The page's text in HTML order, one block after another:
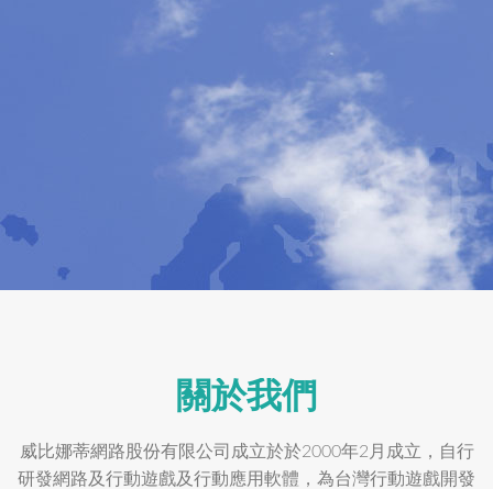
關於我們
威比娜蒂網路股份有限公司成立於於2000年2月成立，自行
研發網路及行動遊戲及行動應用軟體，為台灣行動遊戲開發